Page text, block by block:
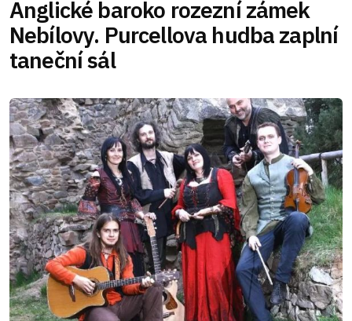
Anglické baroko rozezní zámek
Nebílovy. Purcellova hudba zaplní
taneční sál